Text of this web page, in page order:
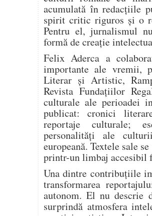
acumulată în redacțiile
spirit critic riguros și o
Pentru el, jurnalismul
formă de creație
Felix Aderca a
importante ale vremii,
Literar și Artistic,
Revista Fundațiilor
culturale ale perioadei
publicat: cronici
reportaje culturale;
personalități ale
europeană. Textele sale
printr-un limbaj accesibil
Una dintre contribuțiile
transformarea
autonom. El nu descrie
surprindă atmosfera